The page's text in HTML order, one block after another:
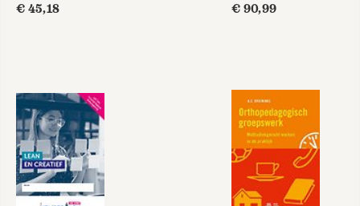
Human Capital:
Chefsache
Leadership cards
Bekijk alle boeken
€ 45,18
€ 90,99